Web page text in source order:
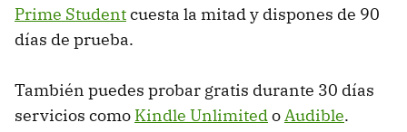
Prime Studentcuesta la mitad y dispones de 90
días de prueba.
También puedes probar gratis durante 30 días
servicios como Kindle UnlimitedoAudible.